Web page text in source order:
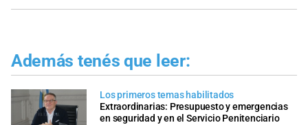
Además tenés que leer:
Los primeros temas habilitados
Extraordinarias: Presupuesto y emergencias
en seguridad y en el Servicio Penitenciario